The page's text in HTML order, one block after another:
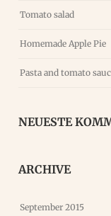
Tomato salad
Homemade Apple Pie
Pasta and tomato
NEUESTE
ARCHIVE
September 2015